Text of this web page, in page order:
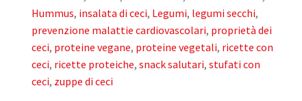
Hummus, insalata di ceci, Legumi, legumi secchi,
prevenzione malattie cardiovascolari, proprietà dei
ceci, proteine vegane, proteine vegetali, ricette con
ceci, ricette proteiche, snack salutari, stufati con
ceci, zuppe di ceci